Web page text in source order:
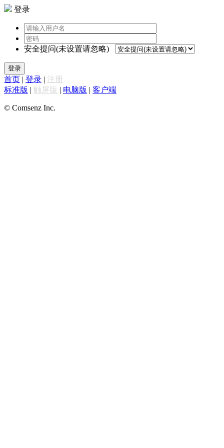
登录
安全提问(未设置请忽略)
登录
首页 | 登录 | 注册
标准版 | 触屏版 | 电脑版 | 客户端
© Comsenz Inc.